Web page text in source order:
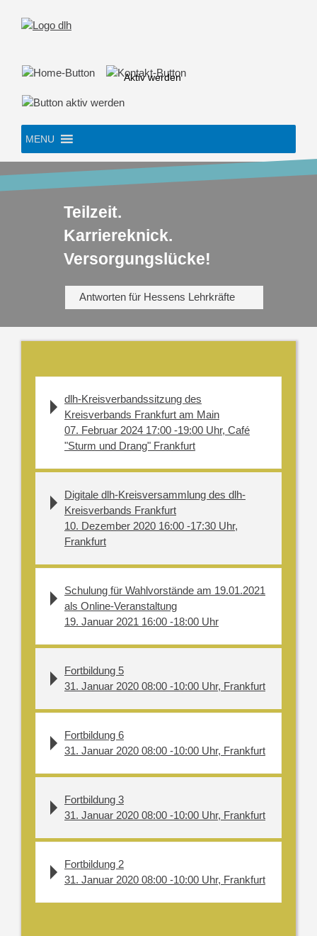
Aktiv werden
MENU
Teilzeit.
Karriereknick.
Versorgungslücke!
Antworten für Hessens Lehrkräfte
dlh-Kreisverbandssitzung des
Kreisverbands Frankfurt am Main
07. Februar 2024 17:00 -19:00 Uhr, Café
"Sturm und Drang" Frankfurt
Digitale dlh-Kreisversammlung des dlh-
Kreisverbands Frankfurt
10. Dezember 2020 16:00 -17:30 Uhr,
Frankfurt
Schulung für Wahlvorstände am 19.01.2021
als Online-Veranstaltung
19. Januar 2021 16:00 -18:00 Uhr
Fortbildung 5
31. Januar 2020 08:00 -10:00 Uhr, Frankfurt
Fortbildung 6
31. Januar 2020 08:00 -10:00 Uhr, Frankfurt
Fortbildung 3
31. Januar 2020 08:00 -10:00 Uhr, Frankfurt
Fortbildung 2
31. Januar 2020 08:00 -10:00 Uhr, Frankfurt